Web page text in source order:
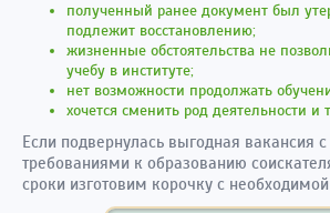
полученный ранее документ был
подлежит восстановлению;
жизненные обстоятельства не
учебу в институте;
нет возможности продолжать
хочется сменить род деятельности и
Если подвернулась выгодная
требованиями к образованию
сроки изготовим корочку с